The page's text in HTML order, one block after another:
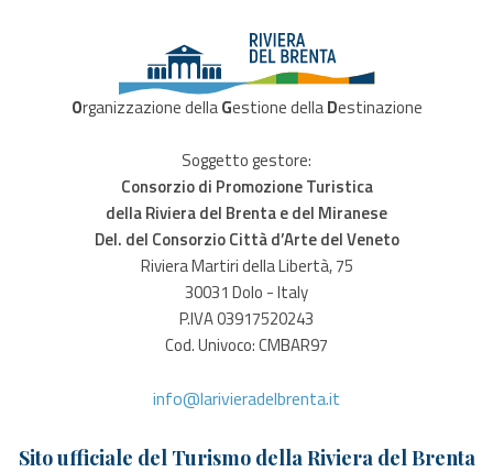
Organizzazione dellaGestione dellaDestinazione
Soggetto gestore:
Consorzio di Promozione Turistica
della Riviera del Brenta e del Miranese
Del. del Consorzio Città d’Arte del Veneto
Riviera Martiri della Libertà, 75
30031 Dolo - Italy
P.IVA 03917520243
Cod. Univoco: CMBAR97
info@larivieradelbrenta.it
Sito ufficiale del Turismo della Riviera del Brenta